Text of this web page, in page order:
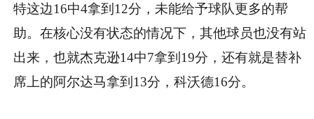
特这边16中4拿到12分，未能给予球队更多的帮
助。在核心没有状态的情况下，其他球员也没有站
出来，也就杰克逊14中7拿到19分，还有就是替补
席上的阿尔达马拿到13分，科沃德16分。